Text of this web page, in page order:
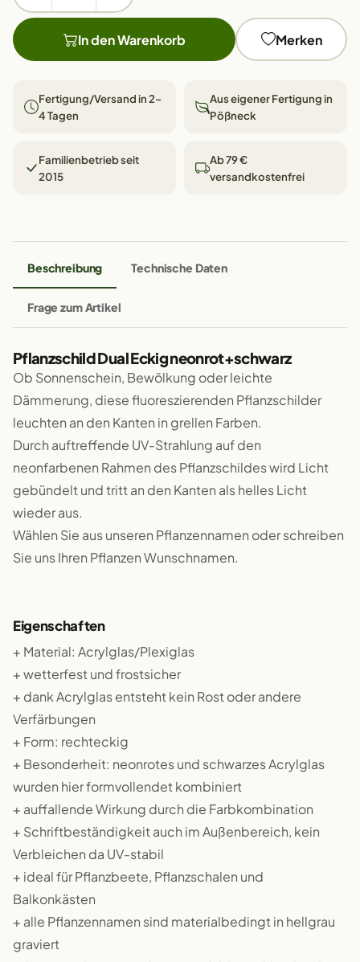
In den Warenkorb Merken
Fertigung/Versand in 2–
4 Tagen
Aus eigener Fertigung in
Pößneck
Familienbetrieb seit
2015
Ab 79 €
versandkostenfrei
Beschreibung Technische Daten
Frage zum Artikel
Pflanzschild Dual Eckig neonrot+schwarz
Ob Sonnenschein, Bewölkung oder leichte
Dämmerung, diese fluoreszierenden Pflanzschilder
leuchten an den Kanten in grellen Farben.
Durch auftreffende UV-Strahlung auf den
neonfarbenen Rahmen des Pflanzschildes wird Licht
gebündelt und tritt an den Kanten als helles Licht
wieder aus.
Wählen Sie aus unseren Pflanzennamen oder schreiben
Sie uns Ihren Pflanzen Wunschnamen.
Eigenschaften
+ Material: Acrylglas/Plexiglas
+ wetterfest und frostsicher
+ dank Acrylglas entsteht kein Rost oder andere
Verfärbungen
+ Form: rechteckig
+ Besonderheit: neonrotes und schwarzes Acrylglas
wurden hier formvollendet kombiniert
+ auffallende Wirkung durch die Farbkombination
+ Schriftbeständigkeit auch im Außenbereich, kein
Verbleichen da UV-stabil
+ ideal für Pflanzbeete, Pflanzschalen und
Balkonkästen
+ alle Pflanzennamen sind materialbedingt in hellgrau
graviert